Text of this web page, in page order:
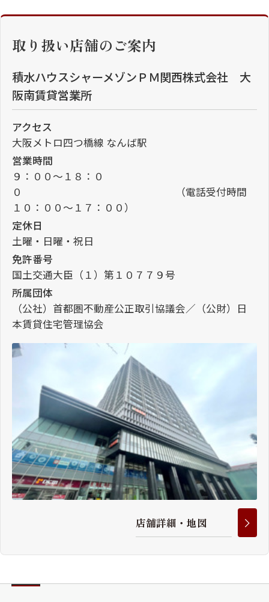
取り扱い店舗のご案内
積水ハウスシャーメゾンＰＭ関西株式会社 大
阪南賃貸営業所
アクセス
大阪メトロ四つ橋線 なんば駅
営業時間
９：００～１８：０
０ （電話受付時間
１０：００～１７：００）
定休日
土曜・日曜・祝日
免許番号
国土交通大臣（１）第１０７７９号
所属団体
（公社）首都圏不動産公正取引協議会／（公財）日
本賃貸住宅管理協会
店舗詳細 ・地図